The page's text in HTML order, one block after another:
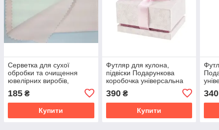
Серветка для сухої
обробки та очищення
ювелірних виробів,
185 ₴
Купити
Футляр для кулона,
підвіски Подарункова
коробочка універсальна
390₴
Купити
340